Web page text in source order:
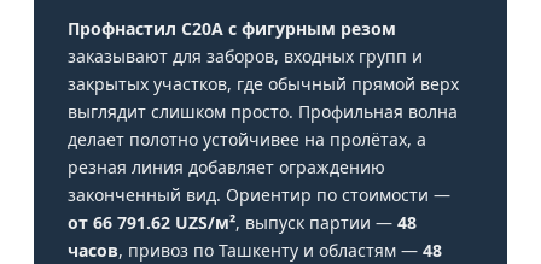
Профнастил С20A с фигурным резом
заказывают для заборов, входных групп и
закрытых участков, где обычный прямой верх
выглядит слишком просто. Профильная волна
делает полотно устойчивее на пролётах, а
резная линия добавляет ограждению
законченный вид. Ориентир по стоимости —
от 66 791.62 UZS/м², выпуск партии — 48
часов, привоз по Ташкенту и областям — 48